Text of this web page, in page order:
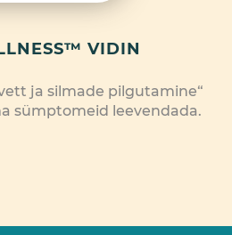
VIDIN
ja silmade pilgutamine“
sümptomeid leevendada.